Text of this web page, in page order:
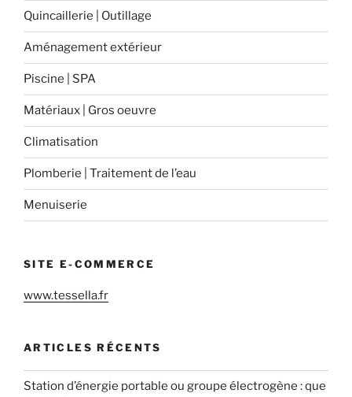
Quincaillerie | Outillage
Aménagement extérieur
Piscine | SPA
Matériaux | Gros oeuvre
Climatisation
Plomberie | Traitement de l’eau
Menuiserie
SITE E-COMMERCE
www.tessella.fr
ARTICLES RÉCENTS
Station d’énergie portable ou groupe électrogène : que